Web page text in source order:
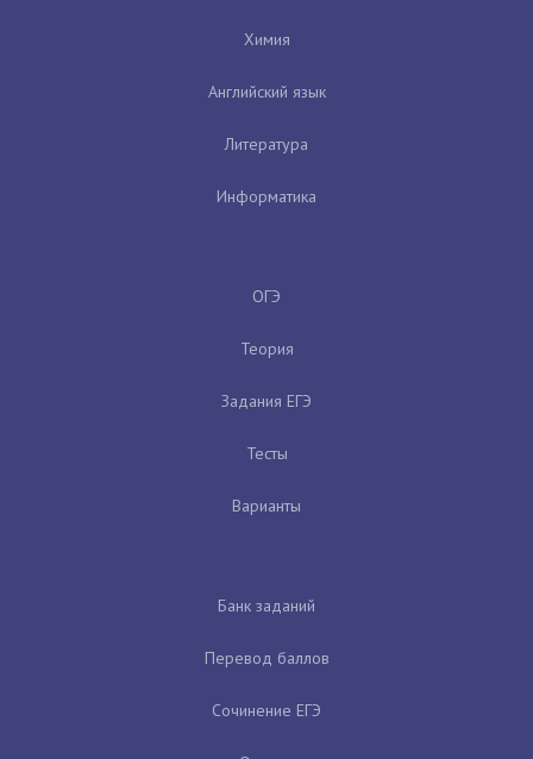
Химия
Английский язык
Литература
Информатика
ОГЭ
Теория
Задания ЕГЭ
Тесты
Варианты
Банк заданий
Перевод баллов
Сочинение ЕГЭ